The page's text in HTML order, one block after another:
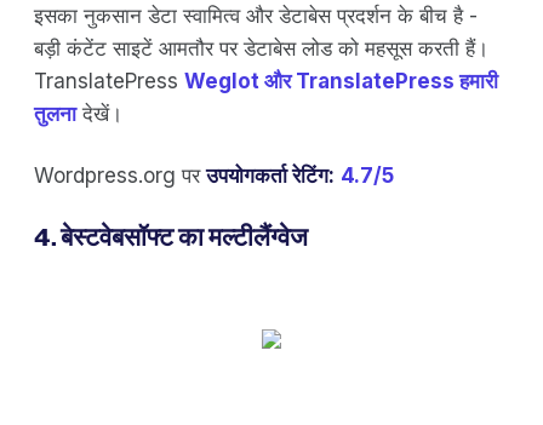
इसका नुकसान डेटा स्वामित्व और डेटाबेस प्रदर्शन के बीच है -
बड़ी कंटेंट साइटें आमतौर पर डेटाबेस लोड को महसूस करती हैं।
TranslatePress Weglot और TranslatePress हमारी
तुलनादेखें।
Wordpress.org परउपयोगकर्ता रेटिंग: 4.7/5
4. बेस्टवेबसॉफ्ट का मल्टीलैंग्वेज